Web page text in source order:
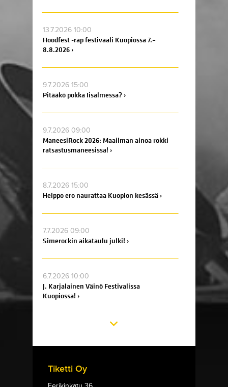
13.7.2026 10:00
Hoodfest -rap festivaali Kuopiossa 7.–
8.8.2026 ›
9.7.2026 15:00
Pitääkö pokka Iisalmessa? ›
9.7.2026 09:00
ManeesiRock 2026: Maailman ainoa rokki
ratsastusmaneesissa! ›
8.7.2026 15:00
Helppo ero naurattaa Kuopion kesässä ›
7.7.2026 09:00
Simerockin aikataulu julki! ›
6.7.2026 10:00
J. Karjalainen Väinö Festivalissa
Kuopiossa! ›
Tiketti Oy